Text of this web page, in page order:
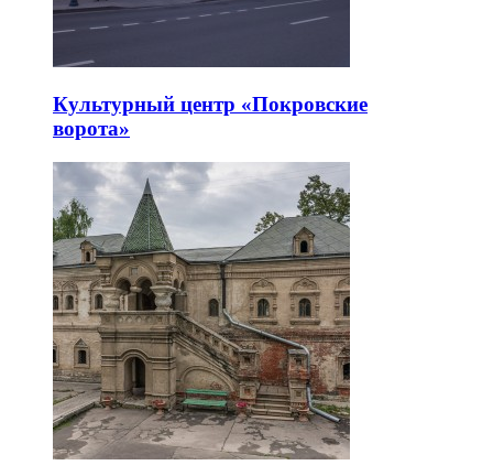
Культурный центр «Покровские
ворота»